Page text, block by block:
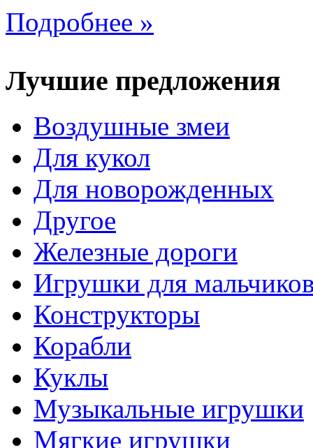
Подробнее »
Лучшие предложения
Воздушные змеи
Для кукол
Для новорожденных
Другое
Железные дороги
Игрушки для
Конструкторы
Корабли
Куклы
Музыкальные игрушки
Мягкие игрушки